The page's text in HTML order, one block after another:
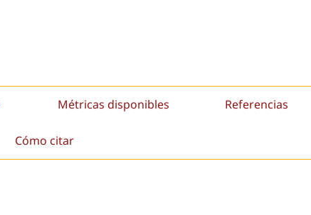
Métricas disponibles Referencias
Cómo citar